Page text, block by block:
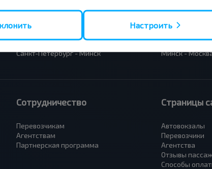
Брест - Тересполь
Брест - Беловежская Пуща
Варшава - Минск
Санкт-Петербург - Минск
Полоцк - Рига
Москва - Брест
Минск -
Минск -
Сотрудничество
Перевозчикам
Агентствам
Партнерская программа
Страницы
Автовокзалы
Перевозчики
Агентства
Отзывы
Способы
Настроить